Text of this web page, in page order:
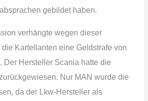
gebildet haben.
verhängte wegen dieser
Kartellanten eine Geldstrafe von
Der Hersteller Scania hatte die
Nur MAN wurde die
da der Lkw-Hersteller als